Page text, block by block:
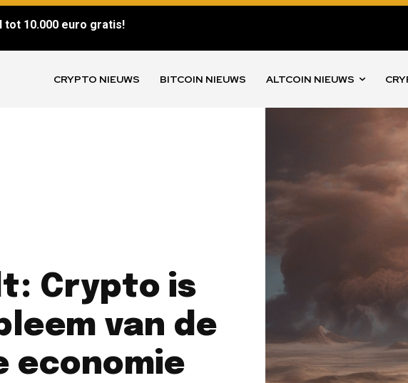
tot 10.000 euro gratis!
CRYPTO NIEUWS BITCOIN NIEUWS ALTCOIN NIEUWS
Crypto is
van de
economie